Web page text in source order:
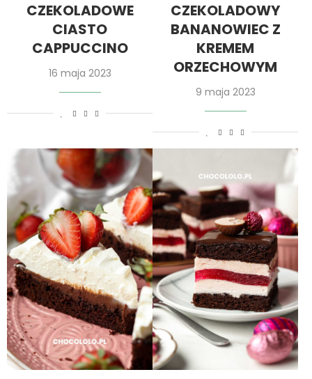
CZEKOLADOWE
CIASTO
CAPPUCCINO
16 maja 2023
CZEKOLADOWY
BANANOWIEC Z
KREMEM
ORZECHOWYM
9 maja 2023